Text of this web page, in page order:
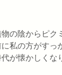
の陰からピク
私の方がすっ
が懐かしくな